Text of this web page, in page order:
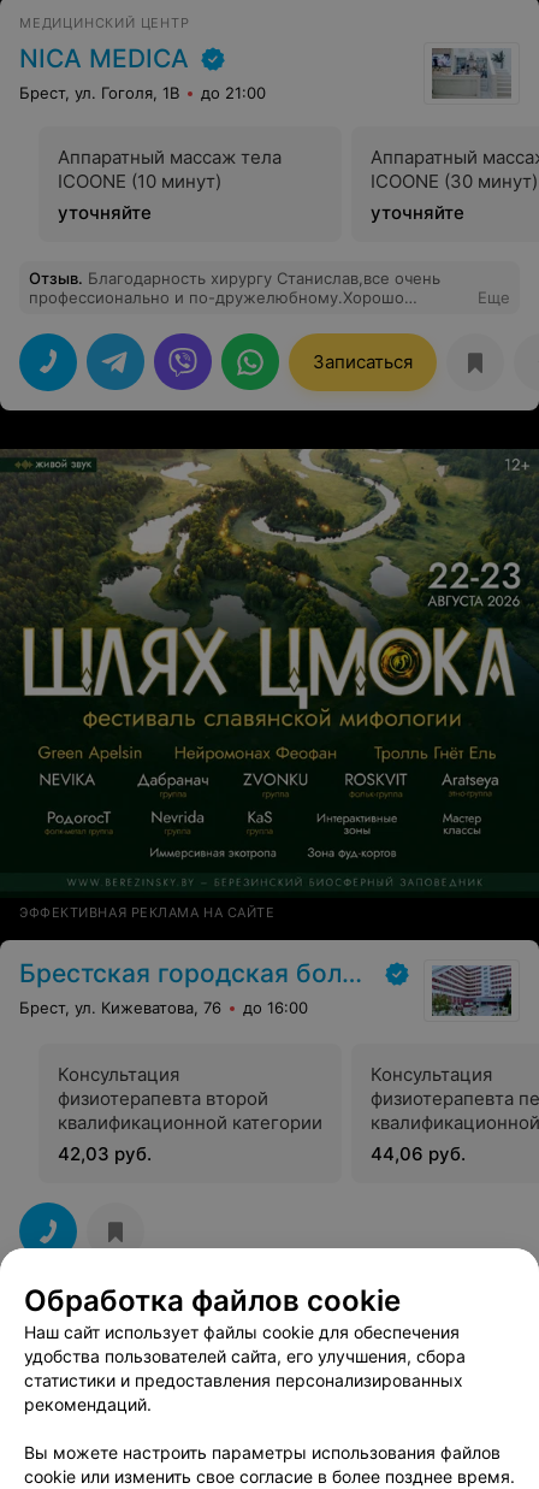
и центру "Новомед" в целом! Часто пользуюсь
услугами данной клиники, всегда остается приятное
впечатление от посещения.
МЕДИЦИНСКИЙ ЦЕНТР
NICA MEDICA
Брест, ул. Гоголя, 1B до 21:00
Аппаратный массаж тела
ICOONE (10 минут)
уточняйте
Аппаратный
ICOONE (30 минут)
уточняйте
Отзыв. Благодарность хирургу Станислав,все очень
профессионально и по-дружелюбному.Хорошо
выполнили,все суппер.Искренне благодарен.
Еще
Записаться
ЭФФЕКТИВНАЯ РЕКЛАМА НА САЙТЕ
Брестская городская больница № 1
Брест, ул. Кижеватова, 76 до 16:00
Консультация
физиотерапевта второй
квалификационной категории
42,03 руб.
Консультация
физиотерапевта
44,06 руб.
Поликлиника №2
Брест, ул. Белова, 2 до 20:00
Обработка файлов cookie
Наш сайт использует файлы cookie для обеспечения
удобства пользователей сайта, его улучшения, сбора
статистики и предоставления персонализированных
рекомендаций.
Вы можете настроить параметры использования файлов
cookie или изменить свое согласие в более позднее время.